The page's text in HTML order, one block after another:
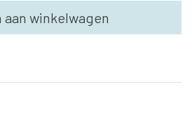
aan winkelwagen